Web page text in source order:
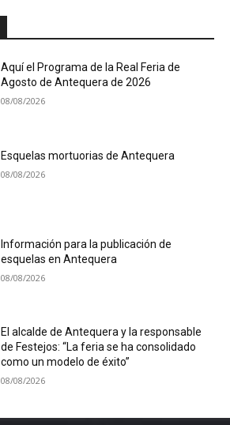
Aquí el Programa de la Real Feria de
Agosto de Antequera de 2026
08/08/2026
Esquelas mortuorias de Antequera
08/08/2026
Información para la publicación de
esquelas en Antequera
08/08/2026
El alcalde de Antequera y la responsable
de Festejos: “La feria se ha consolidado
como un modelo de éxito”
08/08/2026